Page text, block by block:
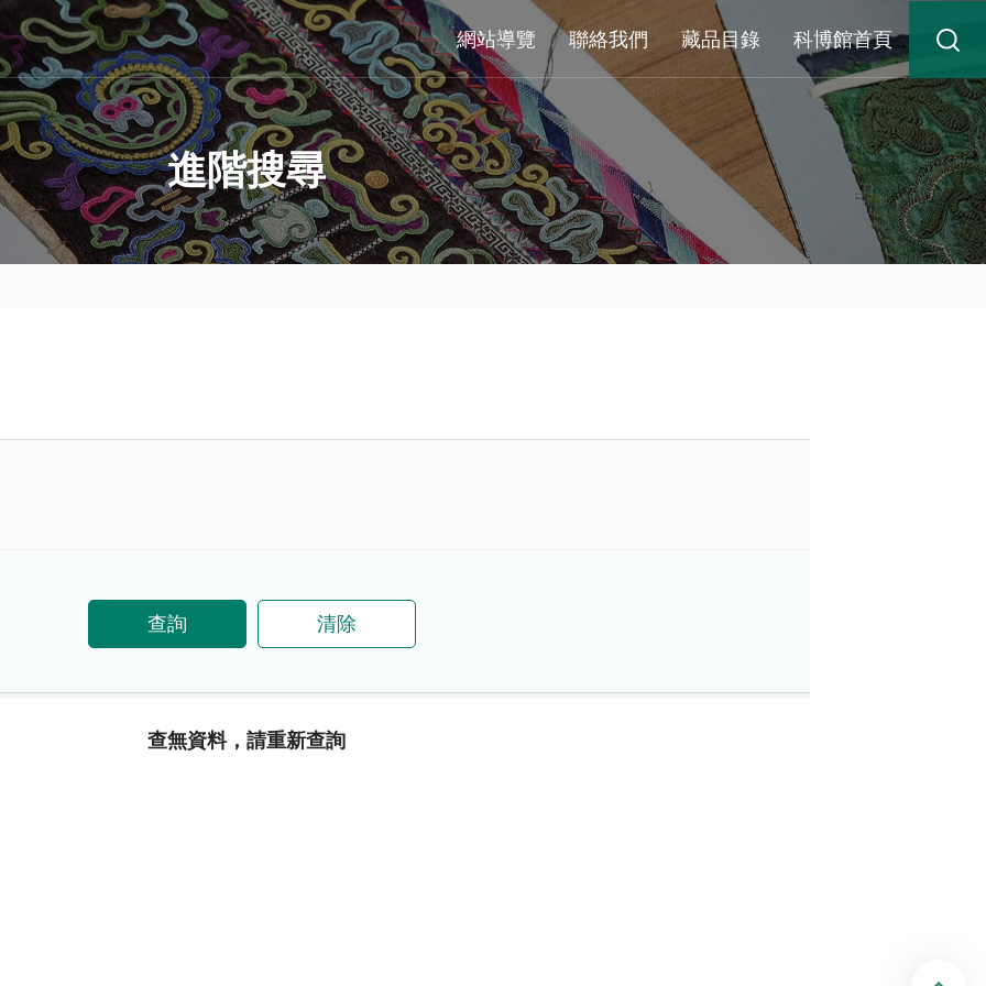
網站導覽 聯絡我們 藏品目錄 科博館首頁
進階搜尋
查詢 清除
查無資料，請重新查詢